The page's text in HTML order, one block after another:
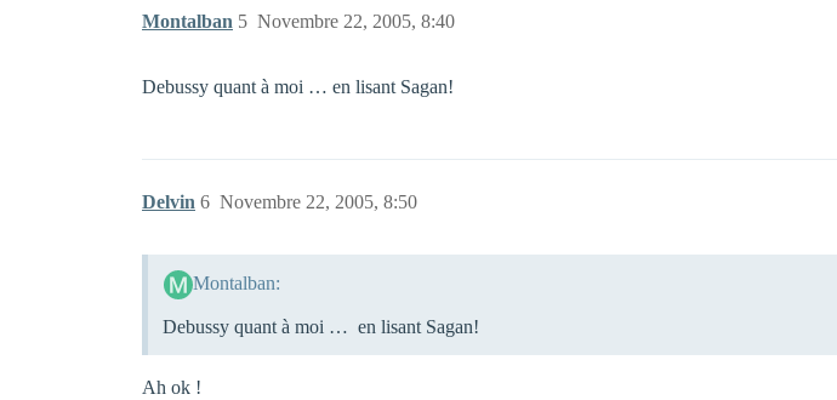
Montalban Novembre 22, 2005, 8:40
5
Debussy quant à moi … en lisant Sagan!
Delvin Novembre 22, 2005, 8:50
6
Montalban:
Debussy quant à moi … en lisant Sagan!
Ah ok !